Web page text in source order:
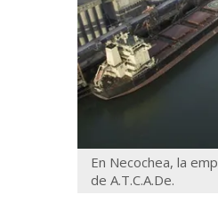
En Necochea, la
de A.T.C.A.De.